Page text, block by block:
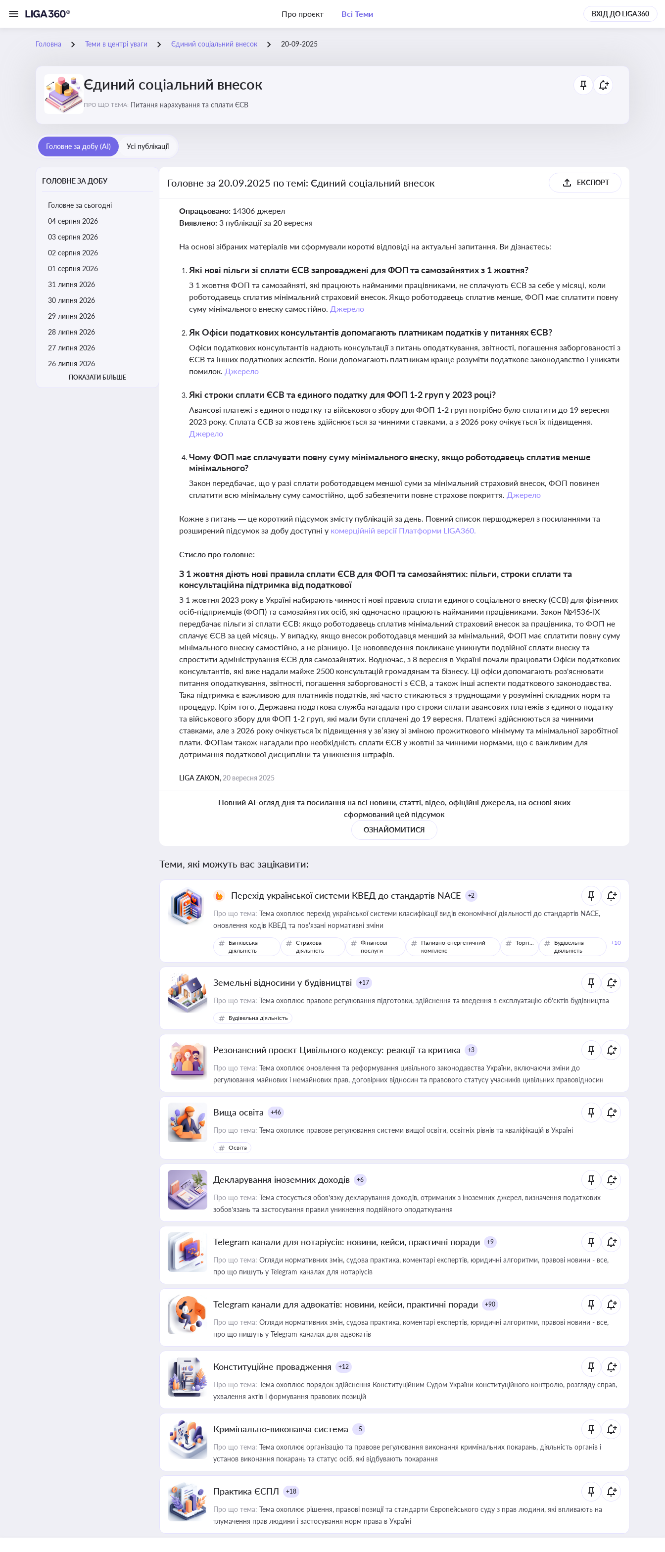
Про проєкт Всі Теми ВХІД ДО LIGA360
Головна Теми в центрі уваги Єдиний соціальний внесок 20-09-2025
Єдиний соціальний внесок
ПРО ЩО ТЕМА: Питання нарахування та сплати ЄСВ
Головне за добу (AI) Усі публікації
ГОЛОВНЕ ЗА ДОБУ
Головне за сьогодні
04 серпня 2026
03 серпня 2026
02 серпня 2026
01 серпня 2026
31 липня 2026
30 липня 2026
29 липня 2026
28 липня 2026
27 липня 2026
26 липня 2026
ПОКАЗАТИ БІЛЬШЕ
Головне за 20.09.2025 по темі: Єдиний соціальний внесок ЕКСПОРТ
Опрацьовано: 14306 джерел
Виявлено: 3 публікації за 20 вересня
На основі зібраних матеріалів ми сформували короткі відповіді на актуальні запитання. Ви дізнаєтесь:
Які нові пільги зі сплати ЄСВ запроваджені для ФОП та самозайнятих з 1 жовтня?
З 1 жовтня ФОП та самозайняті, які працюють найманими працівниками, не сплачують ЄСВ за себе у місяці, коли
роботодавець сплатив мінімальний страховий внесок. Якщо роботодавець сплатив менше, ФОП має сплатити повну
суму мінімального внеску самостійно. Джерело
Як Офіси податкових консультантів допомагають платникам податків у питаннях ЄСВ?
Офіси податкових консультантів надають консультації з питань оподаткування, звітності, погашення заборгованості з
ЄСВ та інших податкових аспектів. Вони допомагають платникам краще розуміти податкове законодавство і уникати
помилок. Джерело
Які строки сплати ЄСВ та єдиного податку для ФОП 1-2 груп у 2023 році?
Авансові платежі з єдиного податку та військового збору для ФОП 1-2 груп потрібно було сплатити до 19 вересня
2023 року. Сплата ЄСВ за жовтень здійснюється за чинними ставками, а з 2026 року очікується їх підвищення.
Джерело
Чому ФОП має сплачувати повну суму мінімального внеску, якщо роботодавець сплатив менше
мінімального?
Закон передбачає, що у разі сплати роботодавцем меншої суми за мінімальний страховий внесок, ФОП повинен
сплатити всю мінімальну суму самостійно, щоб забезпечити повне страхове покриття. Джерело
Кожне з питань — це короткий підсумок змісту публікацій за день. Повний список першоджерел з посиланнями та
розширений підсумок за добу доступні у комерційній версії Платформи LIGA360.
Стисло про головне:
З 1 жовтня діють нові правила сплати ЄСВ для ФОП та самозайнятих: пільги, строки сплати та
консультаційна підтримка від податкової
З 1 жовтня 2023 року в Україні набирають чинності нові правила сплати єдиного соціального внеску (ЄСВ) для фізичних
осіб-підприємців (ФОП) та самозайнятих осіб, які одночасно працюють найманими працівниками. Закон №4536-IX
передбачає пільги зі сплати ЄСВ: якщо роботодавець сплатив мінімальний страховий внесок за працівника, то ФОП не
сплачує ЄСВ за цей місяць. У випадку, якщо внесок роботодавця менший за мінімальний, ФОП має сплатити повну суму
мінімального внеску самостійно, а не різницю. Це нововведення покликане уникнути подвійної сплати внеску та
спростити адміністрування ЄСВ для самозайнятих. Водночас, з 8 вересня в Україні почали працювати Офіси податкових
консультантів, які вже надали майже 2500 консультацій громадянам та бізнесу. Ці офіси допомагають роз'яснювати
питання оподаткування, звітності, погашення заборгованості з ЄСВ, а також інші аспекти податкового законодавства.
Така підтримка є важливою для платників податків, які часто стикаються з труднощами у розумінні складних норм та
процедур. Крім того, Державна податкова служба нагадала про строки сплати авансових платежів з єдиного податку
та військового збору для ФОП 1-2 груп, які мали бути сплачені до 19 вересня. Платежі здійснюються за чинними
ставками, але з 2026 року очікується їх підвищення у зв’язку зі зміною прожиткового мінімуму та мінімальної заробітної
плати. ФОПам також нагадали про необхідність сплати ЄСВ у жовтні за чинними нормами, що є важливим для
дотримання податкової дисципліни та уникнення штрафів.
LIGA ZAKON, 20 вересня 2025
Повний AI-огляд дня та посилання на всі новини, статті, відео, офіційні джерела, на основі яких
сформований цей підсумок
ОЗНАЙОМИТИСЯ
Теми, які можуть вас зацікавити:
Перехід української системи КВЕД до стандартів NACE +2
Про що тема: Тема охоплює перехід української системи класифікації видів економічної діяльності до стандартів NACE,
оновлення кодів КВЕД та пов'язані нормативні зміни
Банківська
діяльність
Страхова
діяльність
Фінансові
послуги
Паливно-енергетичний
комплекс
Торгівля
Будівельна
діяльність
+10
Земельні відносини у будівництві +17
Про що тема: Тема охоплює правове регулювання підготовки, здійснення та введення в експлуатацію об’єктів будівництва
Будівельна діяльність
Резонансний проєкт Цивільного кодексу: реакції та критика +3
Про що тема: Тема охоплює оновлення та реформування цивільного законодавства України, включаючи зміни до
регулювання майнових і немайнових прав, договірних відносин та правового статусу учасників цивільних правовідносин
Вища освіта +46
Про що тема: Тема охоплює правове регулювання системи вищої освіти, освітніх рівнів та кваліфікацій в Україні
Освіта
Декларування іноземних доходів +6
Про що тема: Тема стосується обов’язку декларування доходів, отриманих з іноземних джерел, визначення податкових
зобов’язань та застосування правил уникнення подвійного оподаткування
Telegram канали для нотаріусів: новини, кейси, практичні поради +9
Про що тема: Огляди нормативних змін, судова практика, коментарі експертів, юридичні алгоритми, правові новини - все,
про що пишуть у Telegram каналах для нотаріусів
Telegram канали для адвокатів: новини, кейси, практичні поради +90
Про що тема: Огляди нормативних змін, судова практика, коментарі експертів, юридичні алгоритми, правові новини - все,
про що пишуть у Telegram каналах для адвокатів
Конституційне провадження +12
Про що тема: Тема охоплює порядок здійснення Конституційним Судом України конституційного контролю, розгляду справ,
ухвалення актів і формування правових позицій
Кримінально-виконавча система +5
Про що тема: Тема охоплює організацію та правове регулювання виконання кримінальних покарань, діяльність органів і
установ виконання покарань та статус осіб, які відбувають покарання
Практика ЄСПЛ +18
Про що тема: Тема охоплює рішення, правові позиції та стандарти Європейського суду з прав людини, які впливають на
тлумачення прав людини і застосування норм права в Україні